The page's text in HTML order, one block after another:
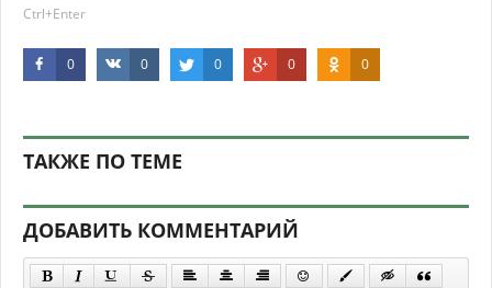
Ctrl+Enter
0 0 0 0 0
ТАКЖЕ ПО ТЕМЕ
ДОБАВИТЬ КОММЕНТАРИЙ